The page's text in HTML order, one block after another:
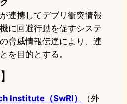
連携してデブリ衝突情報
に回避行動を促すシステ
脅威情報伝達により、連
を目的とする。
Institute（SwRI）
（外